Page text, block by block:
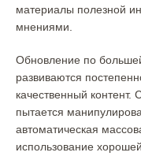
материалы полезной
мнениями.
Обновление по
развиваются
качественный контент.
пытается
автоматическая
использование